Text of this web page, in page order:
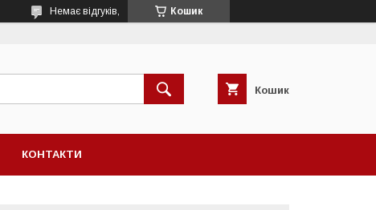
Кошик
Немає відгуків,
Кошик
КОНТАКТИ